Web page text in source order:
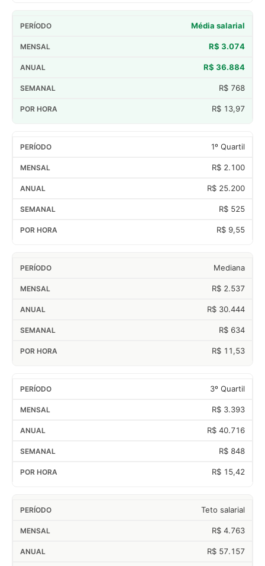
Média salarial
R$ 3.074
R$ 36.884
R$ 768
R$ 13,97
1º Quartil
R$ 2.100
R$ 25.200
R$ 525
R$ 9,55
Mediana
R$ 2.537
R$ 30.444
R$ 634
R$ 11,53
3º Quartil
R$ 3.393
R$ 40.716
R$ 848
R$ 15,42
Teto salarial
R$ 4.763
R$ 57.157